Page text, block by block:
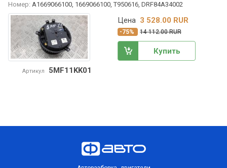
Номер: A1669066100, 1669066100, T950616, DRF84A34002
Артикул 5MF11KK01
Цена 3 528.00 RUR
-75% 14 112.00 RUR
Купить